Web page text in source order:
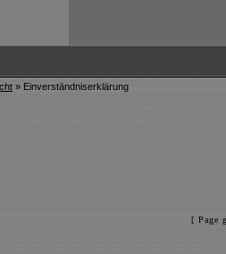
» Einverständniserklärung
[ Page